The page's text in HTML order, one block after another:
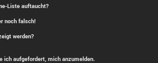
Liste auftaucht?
noch falsch!
werden?
ich aufgefordert, mich anzumelden.